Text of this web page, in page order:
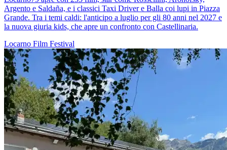
Argento e Saldaña, e i classici Taxi Driver e Balla coi lupi in Piazza
Grande. Tra i temi caldi: l'anticipo a luglio per gli 80 anni nel 2027 e
la nuova giuria kids, che apre un confronto con Castellinaria.
Locarno Film Festival